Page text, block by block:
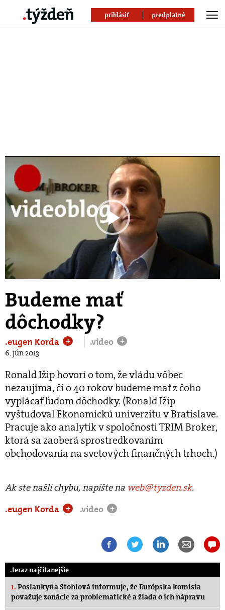
prihlásiť predplatné
Play
Video
Budeme mať
dôchodky?
.eugen Korda + .video +
6. jún 2013
Ronald Ižip hovorí o tom, že vládu vôbec
nezaujíma, či o 40 rokov budeme mať z čoho
vyplácať ľudom dôchodky. (Ronald Ižip
vyštudoval Ekonomickú univerzitu v Bratislave.
Pracuje ako analytik v spoločnosti TRIM Broker,
ktorá sa zaoberá sprostredkovaním
obchodovania na svetových finančných trhoch.)
Ak ste našli chybu, napíšte na web@tyzden.sk.
.eugen Korda
+ .video +
.teraz najčítanejšie
1. Poslankyňa Stohlová informuje, že Európska komisia
považuje zonácie za problematické a žiada o ich nápravu